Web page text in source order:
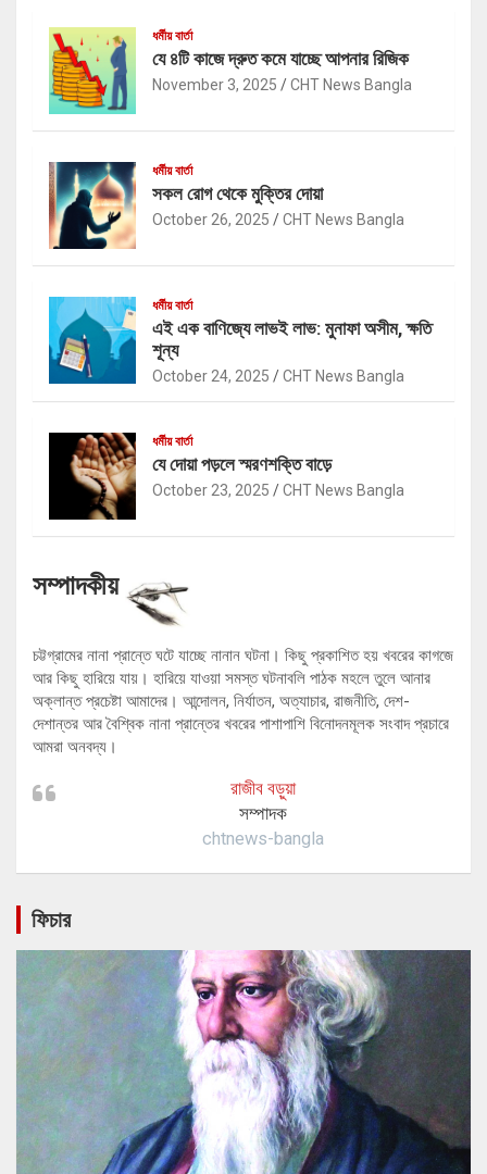
ধর্মীয় বার্তা
যে ৪টি কাজে দ্রুত কমে যাচ্ছে আপনার রিজিক
November 3, 2025 CHT News Bangla
ধর্মীয় বার্তা
সকল রোগ থেকে মুক্তির দোয়া
October 26, 2025 CHT News Bangla
ধর্মীয় বার্তা
এই এক বাণিজ্যে লাভই লাভ: মুনাফা অসীম, ক্ষতি
শূন্য
October 24, 2025 CHT News Bangla
ধর্মীয় বার্তা
যে দোয়া পড়লে স্মরণশক্তি বাড়ে
October 23, 2025 CHT News Bangla
সম্পাদকীয়
চট্টগ্রামের নানা প্রান্তে ঘটে যাচ্ছে নানান ঘটনা। কিছু প্রকাশিত হয় খবরের কাগজে
আর কিছু হারিয়ে যায়। হারিয়ে যাওয়া সমস্ত ঘটনাবলি পাঠক মহলে তুলে আনার
অক্লান্ত প্রচেষ্টা আমাদের। আন্দোলন, নির্যাতন, অত্যাচার, রাজনীতি, দেশ-
দেশান্তর আর বৈশ্বিক নানা প্রান্তের খবরের পাশাপাশি বিনোদনমূলক সংবাদ প্রচারে
আমরা অনবদ্য।
রাজীব বড়ুয়া
সম্পাদক
chtnews-bangla
ফিচার